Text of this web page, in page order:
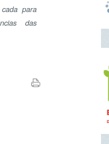
REDE
CENTRO